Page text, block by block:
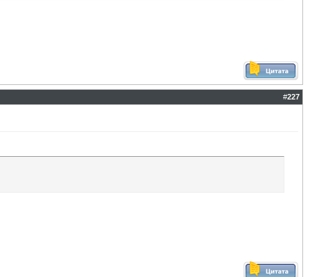
#227